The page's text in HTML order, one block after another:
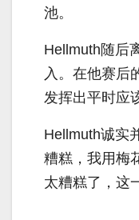
池。
Hellmuth随后
入。在他赛后
发挥出平时应
Hellmuth诚实
糟糕，我用梅
太糟糕了，这